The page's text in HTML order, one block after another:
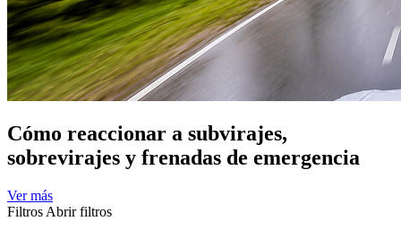
Cómo reaccionar a subvirajes,
sobrevirajes y frenadas de emergencia
Ver más
Filtros Abrir filtros